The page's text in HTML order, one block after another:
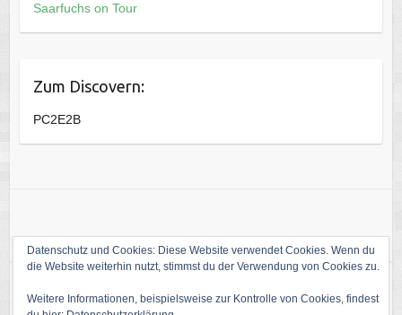
Saarfuchs on Tour
Zum Discovern:
PC2E2B
Copyright © 2026Die Welt von kati1988. Theme by ColorlibPowered by
Datenschutz und Cookies: Diese Website verwendet Cookies. Wenn du
die Website weiterhin nutzt, stimmst du der Verwendung von Cookies zu.
Weitere Informationen, beispielsweise zur Kontrolle von Cookies, findest